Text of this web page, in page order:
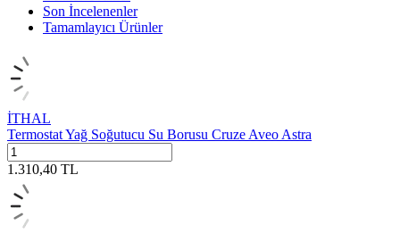
Son İncelenenler
Tamamlayıcı Ürünler
İTHAL
Termostat Yağ Soğutucu Su Borusu Cruze Aveo Astra
1.310,40 TL